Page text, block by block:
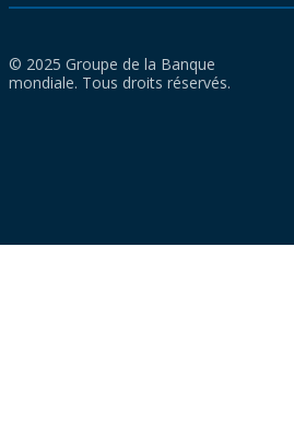
© 2025 Groupe de la Banque
mondiale. Tous droits réservés.